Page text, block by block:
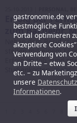
Erfolg per
zum Bachelor,
Neben dem Beruf
stellen mit einem
Erfolg im Job - und
Studienkosten.mehr
gastronomie.de
bestmögliche
Portal optimieren
akzeptiere
Verwendung von
an Dritte – etwa
etc. – zu
unsere
Informationen.